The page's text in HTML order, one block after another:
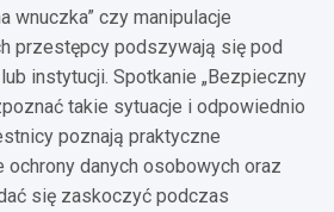
wnuczka” czy manipulacje
przestępcy podszywają się pod
instytucji. Spotkanie „Bezpieczny
takie sytuacje i odpowiednio
poznają praktyczne
danych osobowych oraz
się zaskoczyć podczas